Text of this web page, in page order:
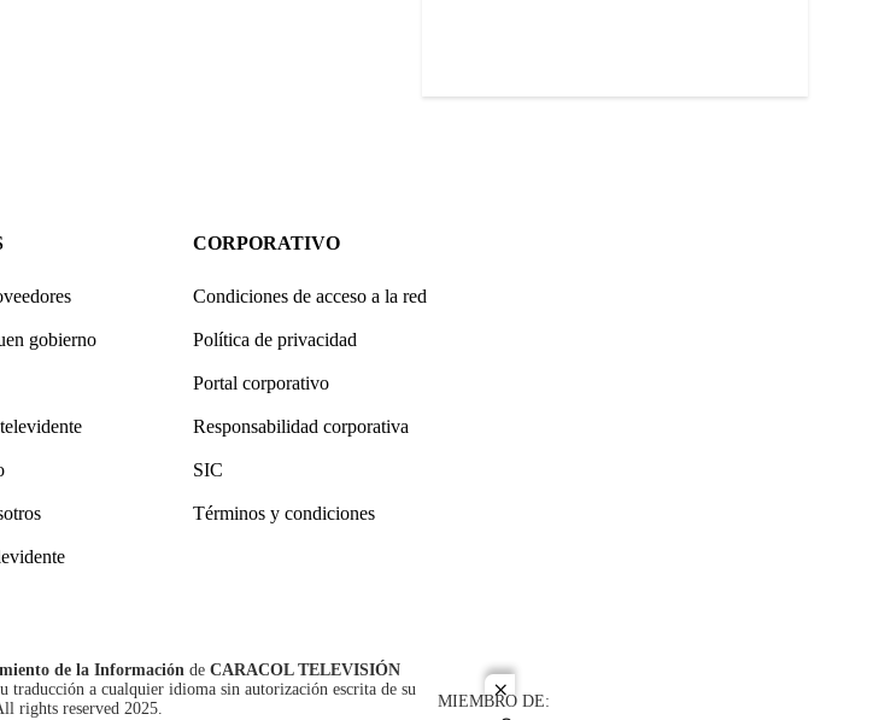
close
gobierno
CORPORATIVO
Condiciones de acceso a la red
Política de privacidad
Portal corporativo
Responsabilidad corporativa
SIC
Términos y condiciones
de la Información de CARACOL TELEVISIÓN
traducción a cualquier idioma sin autorización escrita de su
rights reserved 2025.
MIEMBRO DE: